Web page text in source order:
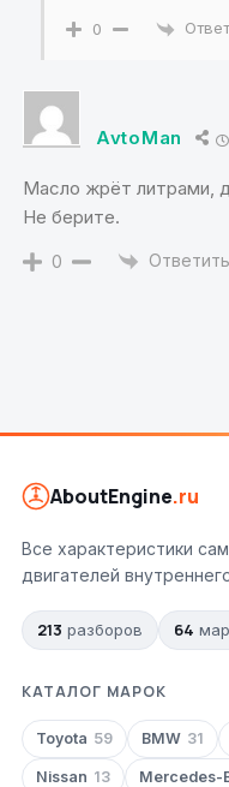
0
AvtoMan
Масло жрёт литрами,
Не берите.
0 Ответить
AboutEngine.ru
Все характеристики
двигателей
213 разборов 64
КАТАЛОГ МАРОК
Toyota 59 BMW 31
Nissan 13 Mercedes-